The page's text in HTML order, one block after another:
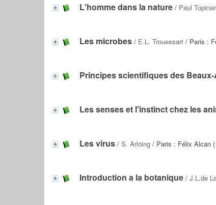
L'homme dans la nature / Paul
Les microbes / E.L. Trouessart / Paris :
Principes scientifiques des
Les senses et l'instinct chez les
Les virus / S. Arloing / Paris : Félix Alcan
Introduction a la botanique / J.L.de